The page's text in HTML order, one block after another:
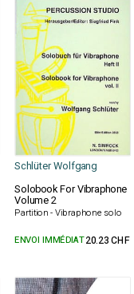
Schlüter Wolfgang
Solobook For Vibraphone
Volume 2
Partition - Vibraphone solo
ENVOI IMMÉDIAT20.23 CHF